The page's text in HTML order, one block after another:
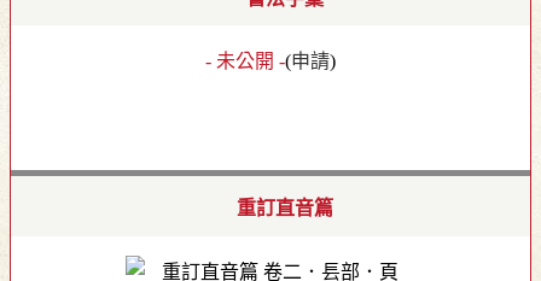
- 未公開 -(申請)
重訂直音篇